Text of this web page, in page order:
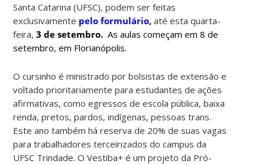
Santa Catarina (UFSC), podem ser feitas
exclusivamente pelo formulário,até esta quarta-
feira,3 de setembro.As aulas começam em 8 de
setembro, em Florianópolis.
O cursinho é ministrado por bolsistas de extensão e
voltado prioritariamente para estudantes de ações
afirmativas, como egressos de escola pública, baixa
renda, pretos, pardos, indígenas, pessoas trans.
Este ano também há reserva de 20% de suas vagas
para trabalhadores terceirizados do campus da
UFSC Trindade. O Vestiba+ é um projeto da Pró-